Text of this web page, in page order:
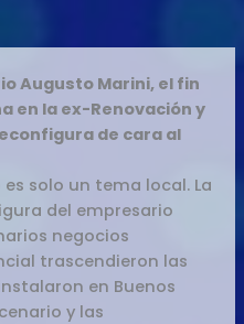
Augusto Marini, el fin
en la ex-Renovación y
de cara al
solo un tema local. La
del empresario
negocios
trascendieron las
en Buenos
y las